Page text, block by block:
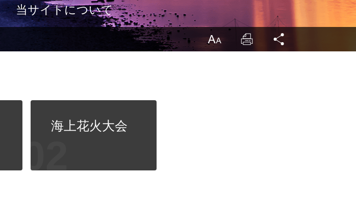
当サイトについて
LargrType Print
海上花火大会